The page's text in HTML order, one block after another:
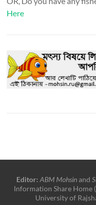
Here
Editor: ABM Mohsinand
Information Share Home
University of